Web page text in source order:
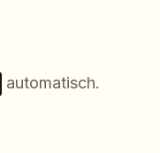
automatisch.